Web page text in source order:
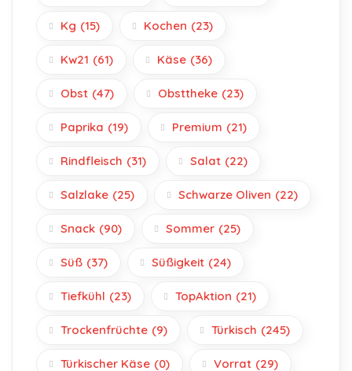
Kg (15) Kochen (23)
Kw21 (61) Käse (36)
Obst (47) Obsttheke (23)
Paprika (19) Premium (21)
Rindfleisch (31) Salat (22)
Salzlake (25) Schwarze Oliven (22)
Snack (90) Sommer (25)
Süß (37) Süßigkeit (24)
Tiefkühl (23) TopAktion (21)
Trockenfrüchte (9) Türkisch (245)
Türkischer Käse (0) Vorrat (29)